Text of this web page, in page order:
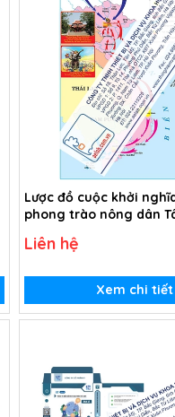
Lược đồ cuộc khởi
phong trào nông dân
Liên hệ
Xem chi tiết